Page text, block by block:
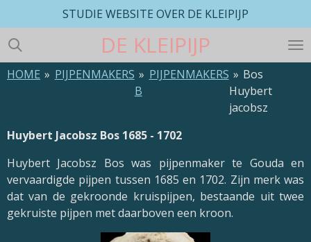
direct
naar
de
hoofdinhoud
DE KLEIPIJP
STUDIE WEBSITE OVER DE KLEIPIJP
HOME » PIJPENMAKERS » PIJPENMAKERS
B
» Bos
Huybert
jacobsz
Huybert Jacobsz Bos 1685 - 1702
Huybert Jacobsz Bos was pijpenmaker te Gouda en
vervaardigde pijpen tussen 1685 en 1702. Zijn merk was
dat van de gekroonde kruispijpen, bestaande uit twee
gekruiste pijpen met daarboven een kroon.